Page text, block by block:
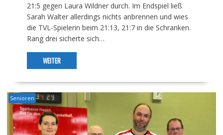
21:5 gegen Laura Wildner durch. Im Endspiel ließ
Sarah Walter allerdings nichts anbrennen und wies
die TVL-Spielerin beim 21:13, 21:7 in die Schranken.
Rang drei sicherte sich…
WEITER
Senioren